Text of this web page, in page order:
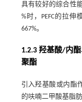
具有较好的综合性
%时，PEFC的拉伸
667%。
1.2.3 羟基酸/内
聚酯
引入羟基酸或内酯
的呋喃二甲酸基脂